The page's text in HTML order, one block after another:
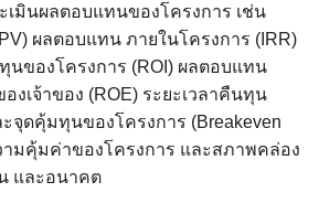
เมินผลตอบแทนของโครงการ เช่น
ผลตอบแทน ภายในโครงการ (IRR)
นของโครงการ (ROI) ผลตอบแทน
งเจ้าของ (ROE) ระยะเวลาคืนทุน
ะจุดคุ้มทุนของโครงการ (Breakeven
ามคุ้มค่าของโครงการ และสภาพคล่อง
และอนาคต